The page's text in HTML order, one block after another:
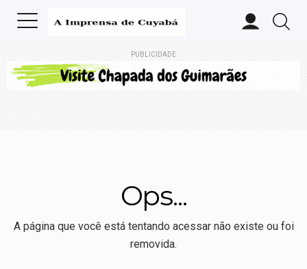
PUBLICIDADE
Ops...
A página que você está tentando acessar não existe ou foi
removida.